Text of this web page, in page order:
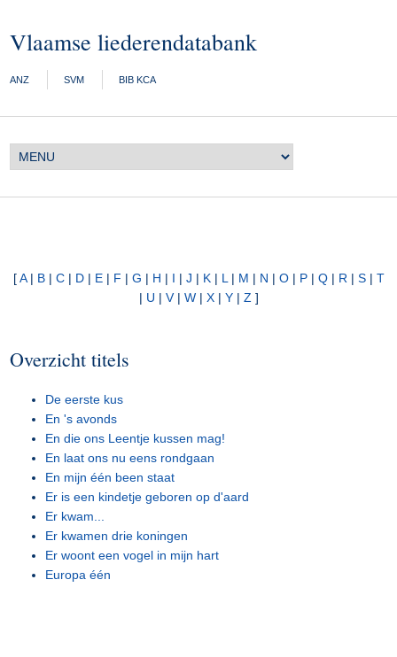
Vlaamse liederendatabank
ANZ SVM BIB KCA
[A| B| C| D| E| F | G | H | I | J | K| L | M | N | O| P| Q| R | S| T
| U | V| W| X| Y| Z ]
Overzicht titels
De eerste kus
En 's avonds
En die ons Leentje kussen mag!
En laat ons nu eens rondgaan
En mijn één been staat
Er is een kindetje geboren op d'aard
Er kwam...
Er kwamen drie koningen
Er woont een vogel in mijn hart
Europa één